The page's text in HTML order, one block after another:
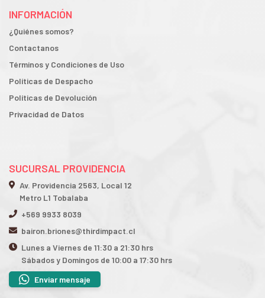
INFORMACIÓN
¿Quiénes somos?
Contactanos
Términos y Condiciones de Uso
Políticas de Despacho
Políticas de Devolución
Privacidad de Datos
SUCURSAL PROVIDENCIA
Av. Providencia 2563, Local 12
Metro L1 Tobalaba
+569 9933 8039
bairon.briones@thirdimpact.cl
Lunes a Viernes de 11:30 a 21:30 hrs
Sábados y Domingos de 10:00 a 17:30 hrs
Enviar mensaje